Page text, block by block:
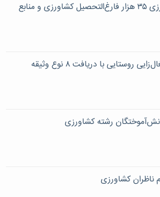
اجرای طرح کارورزی ۳۵ هزار فارغ‌التحصیل کشاورزی و منابع
روستایی با دریافت ۸ نوع وثیقه
رشته کشاورزی
کشاورزی